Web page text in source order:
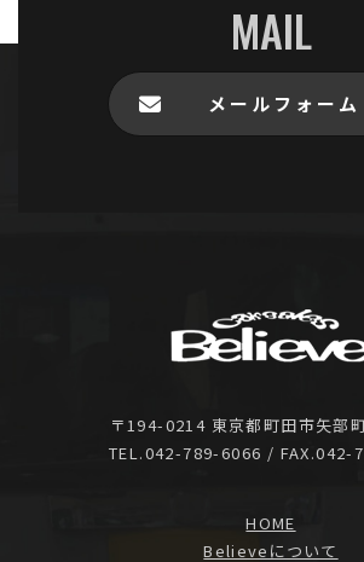
MAIL
メールフォーム
〒194-0214 東京都町田市矢部
TEL.042-789-6066 / FAX.042-
HOME
Believeについて